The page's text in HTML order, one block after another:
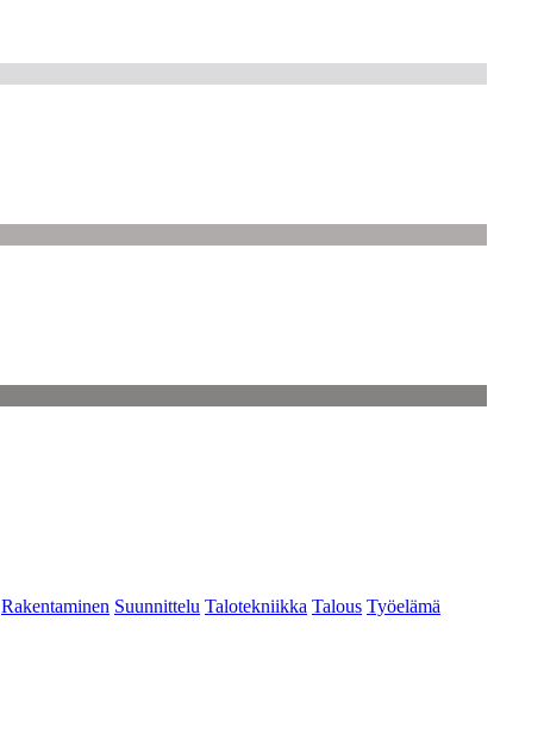
Rakentaminen Suunnittelu Talotekniikka Talous Työelämä